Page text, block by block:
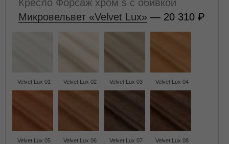
Кресло Форсаж хром s с обивкой
Микровельвет «Velvet Lux» — 20 310
Velvet Lux 01 Velvet Lux 02 Velvet Lux 03 Velvet Lux 04
Velvet Lux 05 Velvet Lux 06 Velvet Lux 07 Velvet Lux 08